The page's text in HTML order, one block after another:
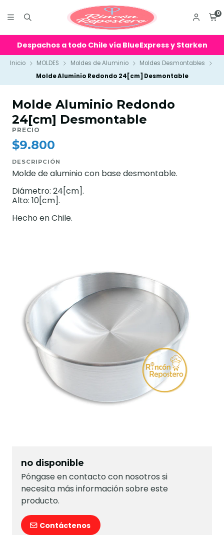
0
Despachos a todo Chile vía BlueExpress y Starken
Inicio MOLDES Moldes de Aluminio
Moldes Desmontables
Molde Aluminio Redondo 24[cm] Desmontable
Molde Aluminio Redondo
24[cm] Desmontable
PRECIO
$9.800
DESCRIPCIÓN
Molde de aluminio con base desmontable.
Diámetro: 24[cm].
Alto: 10[cm].
Hecho en Chile.
no disponible
Póngase en contacto con nosotros si
necesita más información sobre este
producto.
Contáctenos